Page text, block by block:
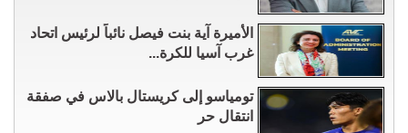
الأميرة آية بنت فيصل نائباً لرئيس اتحاد
غرب آسيا للكرة...
تومياسو إلى كريستال بالاس في صفقة
انتقال حر